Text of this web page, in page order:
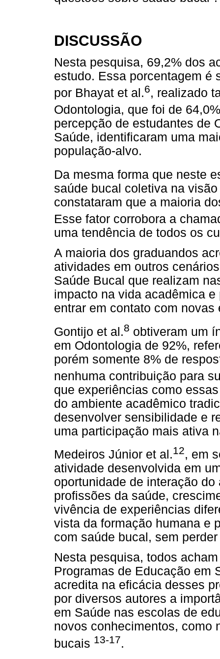
DISCUSSÃO
Nesta pesquisa, 69,2% dos
estudo. Essa porcentagem é
por Bhayat et al.6, realizado
Odontologia, que foi de
percepção de estudantes de
Saúde, identificaram uma
população-alvo.
Da mesma forma que neste
saúde bucal coletiva na
constataram que a maioria
Esse fator corrobora a
uma tendência de todos os
A maioria dos graduandos
atividades em outros
Saúde Bucal que realizam
impacto na vida acadêmica
entrar em contato com
Gontijo et al.8 obtiveram um
em Odontologia de 92%,
porém somente 8% de
nenhuma contribuição para
que experiências como
do ambiente acadêmico
desenvolver sensibilidade e
uma participação mais ativa
Medeiros Júnior et al.12, em
atividade desenvolvida em
oportunidade de interação
profissões da saúde,
vivência de experiências
vista da formação humana e
com saúde bucal, sem
Nesta pesquisa, todos
Programas de Educação em
acredita na eficácia desses
por diversos autores a
em Saúde nas escolas de
novos conhecimentos, como
bucais 13-17.